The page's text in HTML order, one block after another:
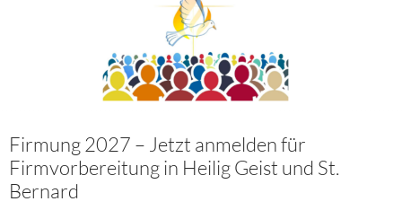
Firmung 2027 – Jetzt anmelden für
Firmvorbereitung in Heilig Geist und St.
Bernard